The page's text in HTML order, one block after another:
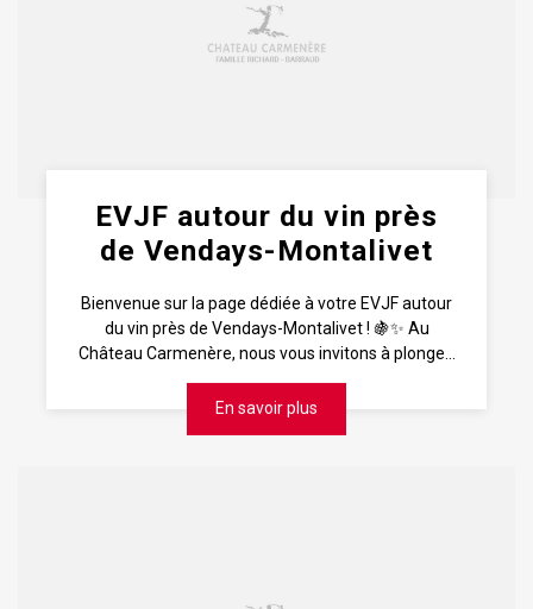
EVJF autour du vin près
de Vendays-Montalivet
Bienvenue sur la page dédiée à votre EVJF autour
du vin près de Vendays-Montalivet ! 🍇✨ Au
Château Carmenère, nous vous invitons à plonge...
En savoir plus